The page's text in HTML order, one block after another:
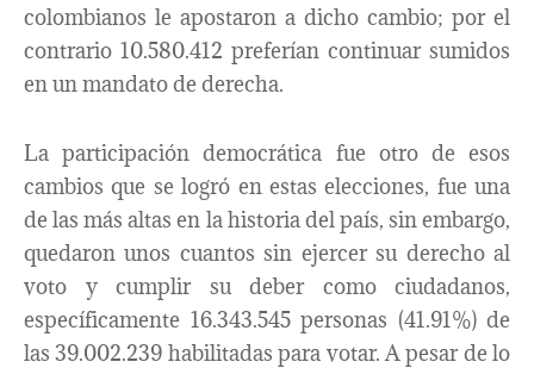
colombianos le apostaron a dicho cambio; por el
contrario 10.580.412 preferían continuar sumidos
en un mandato de derecha.
La participación democrática fue otro de esos
cambios que se logró en estas elecciones, fue una
de las más altas en la historia del país, sin embargo,
quedaron unos cuantos sin ejercer su derecho al
voto y cumplir su deber como ciudadanos,
específicamente 16.343.545 personas (41.91%) de
las 39.002.239 habilitadas para votar. A pesar de lo